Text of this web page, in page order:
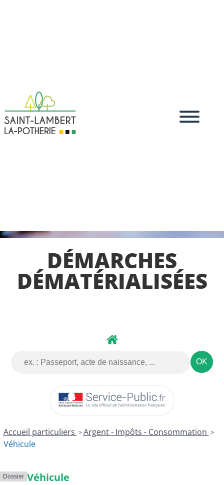
DÉMARCHES
DÉMATÉRIALISÉES
Accueil particuliers >Argent - Impôts - Consommation >
Véhicule
Dossier Véhicule